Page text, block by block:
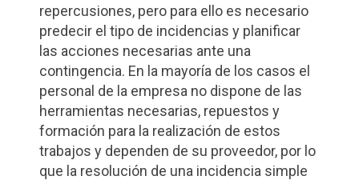
repercusiones, pero para ello es necesario
predecir el tipo de incidencias y planificar
las acciones necesarias ante una
contingencia. En la mayoría de los casos el
personal de la empresa no dispone de las
herramientas necesarias, repuestos y
formación para la realización de estos
trabajos y dependen de su proveedor, por lo
que la resolución de una incidencia simple